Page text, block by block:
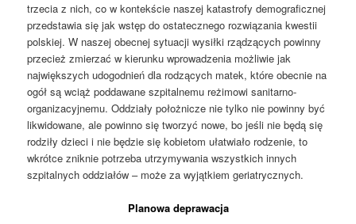
trzecia z nich, co w kontekście naszej katastrofy demograficznej
przedstawia się jak wstęp do ostatecznego rozwiązania kwestii
polskiej. W naszej obecnej sytuacji wysiłki rządzących powinny
przecież zmierzać w kierunku wprowadzenia możliwie jak
największych udogodnień dla rodzących matek, które obecnie na
ogół są wciąż poddawane szpitalnemu reżimowi sanitarno-
organizacyjnemu. Oddziały położnicze nie tylko nie powinny być
likwidowane, ale powinno się tworzyć nowe, bo jeśli nie będą się
rodziły dzieci i nie będzie się kobietom ułatwiało rodzenie, to
wkrótce zniknie potrzeba utrzymywania wszystkich innych
szpitalnych oddziałów – może za wyjątkiem geriatrycznych.
Planowa deprawacja